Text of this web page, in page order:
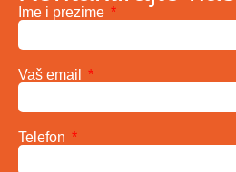
Ime i prezime
Vaš email
Telefon